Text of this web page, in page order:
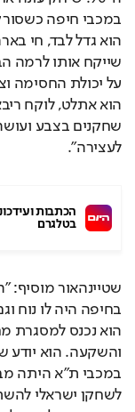
לעצירה".
בטלגרם